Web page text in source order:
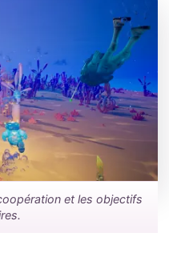
et les objectifs